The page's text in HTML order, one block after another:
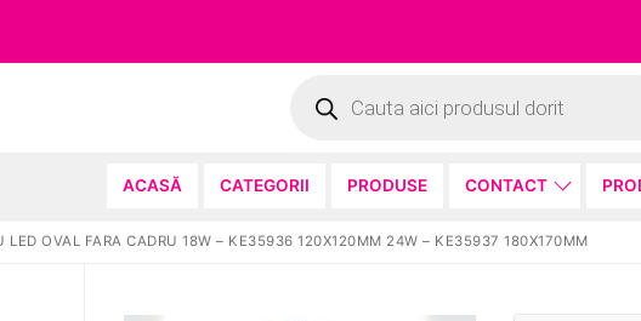
search
ACASĂ CATEGORII PRODUSE CONTACT
LED OVAL FARA CADRU 18W – KE35936 120X120MM 24W – KE35937 180X170MM